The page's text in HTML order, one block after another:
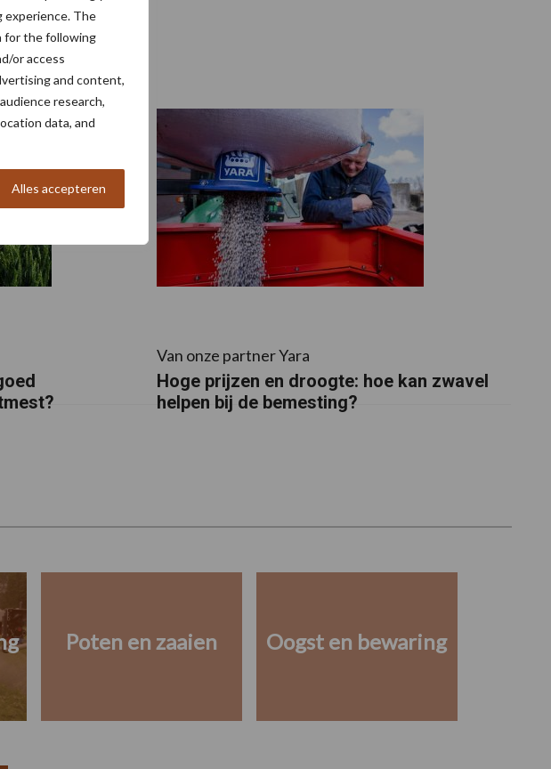
experience. The
for the following
or access
and content,
research,
data, and
Alles accepteren
Van onze partner Yara
Hoge prijzen en droogte: hoe kan zwavel
helpen bij de bemesting?
Poten en zaaien Oogst en bewaring